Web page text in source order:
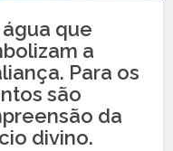
que
a
Para os
são
da
divino.